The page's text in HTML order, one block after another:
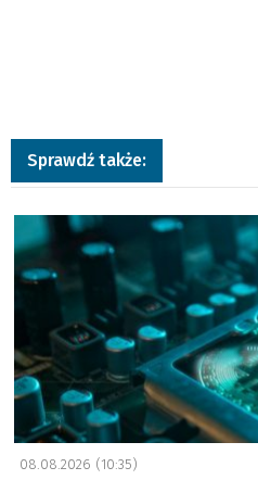
Sprawdź także:
a
08.08.2026 (10:35)